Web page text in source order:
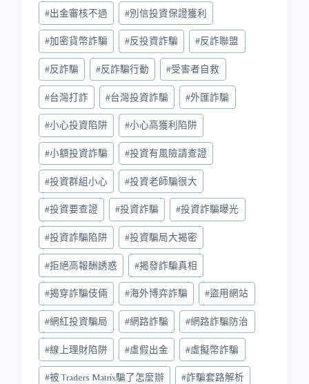
#出金審核不過 #別信投資保證獲利
#加密貨幣詐騙 #反投資詐騙 #反詐聯盟
#反詐騙 #反詐騙行動 #受害者自救
#台灣打詐 #台灣投資詐騙 #外匯詐騙
#小心投資陷阱 #小心高獲利陷阱
#小額投資詐騙 #投資有風險請查證
#投資群組小心 #投資老師騙很大
#投資要查證 #投資詐騙 #投資詐騙曝光
#投資詐騙陷阱 #投資騙局大揭密
#拒絕高報酬誘惑 #揭發詐騙真相
#揭穿詐騙伎倆 #海外博弈詐騙 #盜用網站
#網紅投資騙局 #網路詐騙 #網路詐騙防治
#線上理財陷阱 #虛假出金 #虛擬幣詐騙
#被 Traders Matrix騙了怎麼辦 #詐騙套路解析